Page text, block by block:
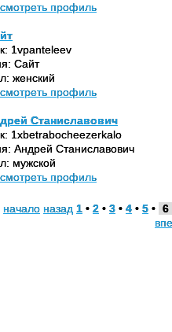
профиль
1vpanteleev
Сайт
женский
профиль
Станиславович
1xbetrabocheezerkalo
Андрей Станиславович
мужской
профиль
начало назад 1 • 2 • 3 • 4 • 5 • 6